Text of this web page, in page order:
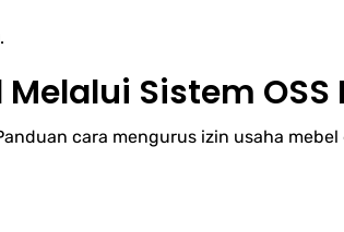
Sistem OSS
cara mengurus izin usaha